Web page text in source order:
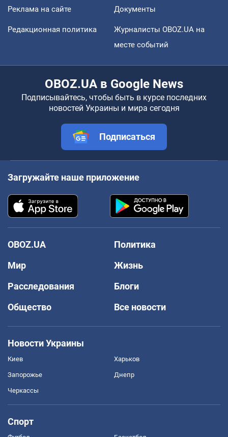
Реклама на сайте Документы
Редакционная политика
Журналисты OBOZ.UA на
месте событий
OBOZ.UA в Google News
Подписывайтесь, чтобы быть в курсе последних
новостей Украины и мира сегодня
Подписаться
Загружайте наше приложение
OBOZ.UA
Политика
Мир
Жизнь
Расследования
Блоги
Общество
Все новости
Новости Украины
Киев Харьков
Запорожье Днепр
Черкассы
Спорт